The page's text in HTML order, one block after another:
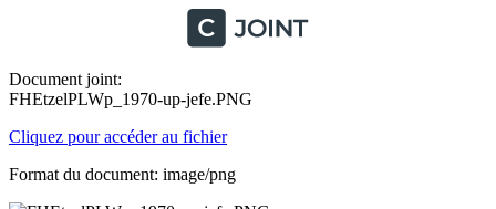
Document joint:
FHEtzelPLWp_1970-up-jefe.PNG
Cliquez pour accéder au fichier
Format du document: image/png